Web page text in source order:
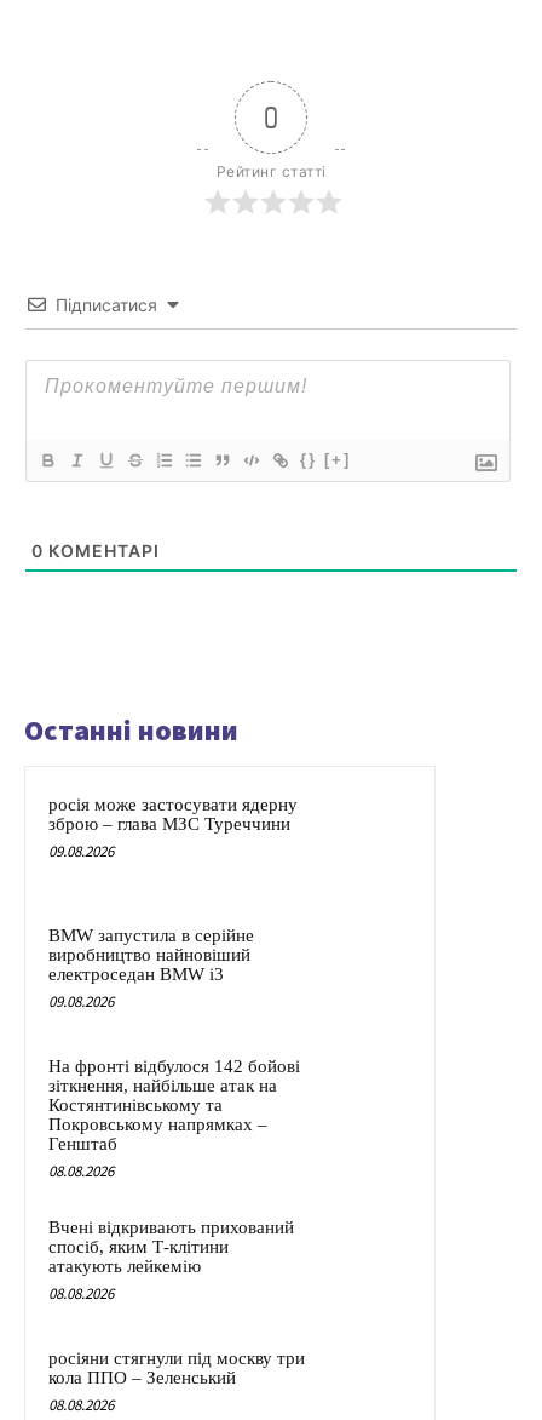
0
Рейтинг статті
Підписатися
{} [+]
0 КОМЕНТАРІ
Останні новини
росія може застосувати ядерну
зброю – глава МЗС Туреччини
09.08.2026
BMW запустила в серійне
виробництво найновіший
електроседан BMW i3
09.08.2026
На фронті відбулося 142 бойові
зіткнення, найбільше атак на
Костянтинівському та
Покровському напрямках –
Генштаб
08.08.2026
Вчені відкривають прихований
спосіб, яким Т-клітини
атакують лейкемію
08.08.2026
росіяни стягнули під москву три
кола ППО – Зеленський
08.08.2026